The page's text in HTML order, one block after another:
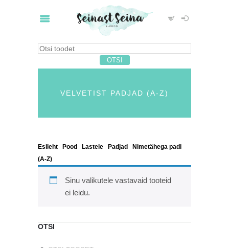
VELVETIST PADJAD (A-Z)
Esileht Pood Lastele Padjad
Nimetähega padi
(A-Z)
Sinu valikutele vastavaid tooteid
ei leidu.
OTSI